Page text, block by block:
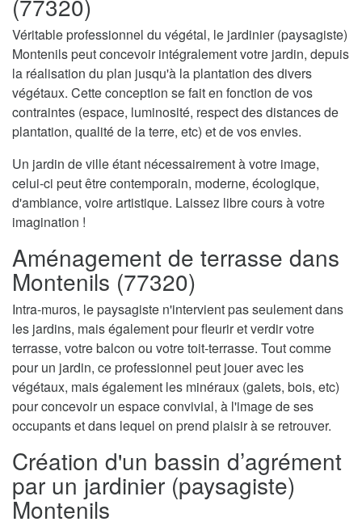
Véritable professionnel du végétal, le jardinier (paysagiste)
Montenils peut concevoir intégralement votre jardin, depuis
la réalisation du plan jusqu'à la plantation des divers
végétaux. Cette conception se fait en fonction de vos
contraintes (espace, luminosité, respect des distances de
plantation, qualité de la terre, etc) et de vos envies.
Un jardin de ville étant nécessairement à votre image,
celui-ci peut être contemporain, moderne, écologique,
d'ambiance, voire artistique. Laissez libre cours à votre
imagination !
Aménagement de terrasse dans
Montenils (77320)
Intra-muros, le paysagiste n'intervient pas seulement dans
les jardins, mais également pour fleurir et verdir votre
terrasse, votre balcon ou votre toit-terrasse. Tout comme
pour un jardin, ce professionnel peut jouer avec les
végétaux, mais également les minéraux (galets, bois, etc)
pour concevoir un espace convivial, à l'image de ses
occupants et dans lequel on prend plaisir à se retrouver.
Création d'un bassin d’agrément
par un jardinier (paysagiste)
Montenils